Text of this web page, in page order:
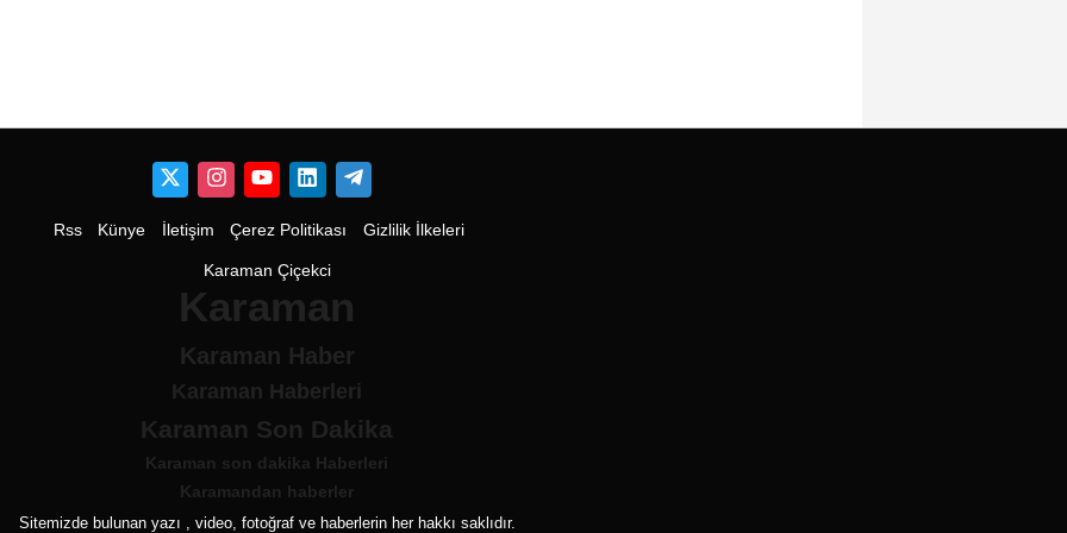
Rss Künye İletişim Çerez Politikası Gizlilik İlkeleri
Karaman Çiçekci
Karaman
Karaman Haber
Karaman Haberleri
Karaman Son Dakika
Karaman son dakika Haberleri
Karamandan haberler
Sitemizde bulunan yazı , video, fotoğraf ve haberlerin her hakkı saklıdır.